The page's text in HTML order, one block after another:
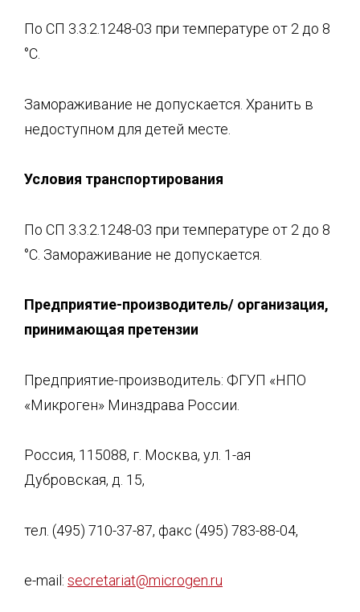
По СП 3.3.2.1248-03 при температуре от 2 до 8
°C.
Замораживание не допускается. Хранить в
недоступном для детей месте.
Условия транспортирования
По СП 3.3.2.1248-03 при температуре от 2 до 8
°C. Замораживание не допускается.
Предприятие-производитель/ организация,
принимающая претензии
Предприятие-производитель: ФГУП «НПО
«Микроген» Минздрава России.
Россия, 115088, г. Москва, ул. 1-ая
Дубровская, д. 15,
тел. (495) 710-37-87, факс (495) 783-88-04,
e-mail: secretariat@microgen.ru